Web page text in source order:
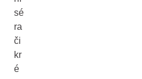
sé
ra
či
kr
é